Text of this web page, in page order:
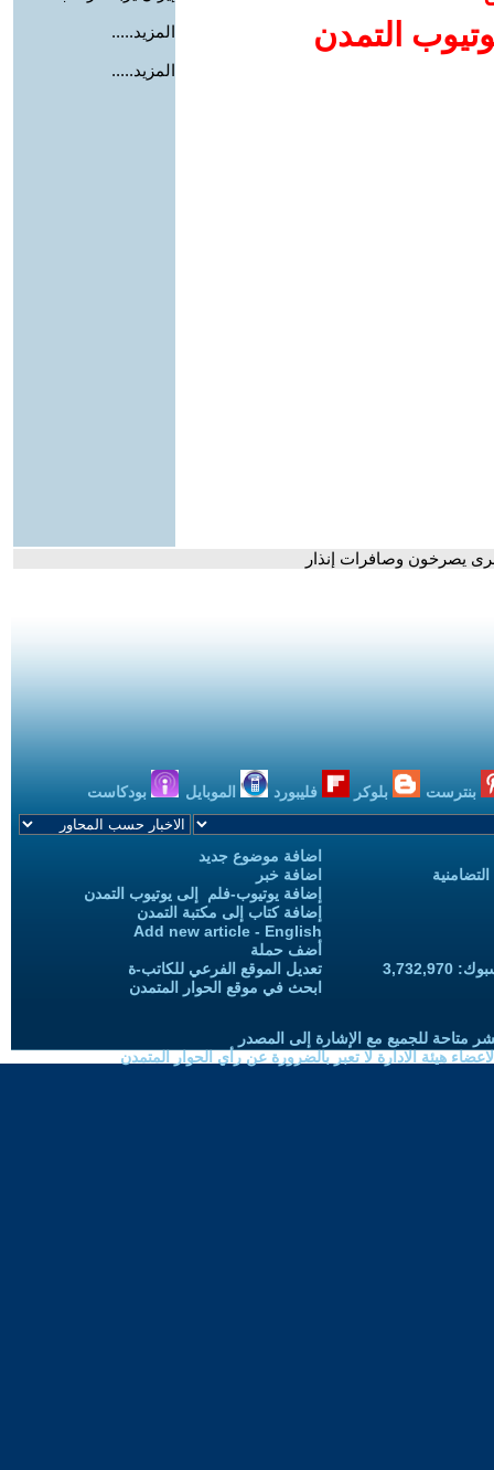
التمدن
المزيد.....
المزيد.....
يصرخون وصافرات إنذار
بنترست بلوكر فليبورد الموبايل بودكاست
اضافة موضوع جديد
اضافة خبر
إضافة يوتيوب-فلم إلى يوتيوب التمدن
إضافة كتاب إلى مكتبة التمدن
Add new article - English
أضف حملة
تعديل الموقع الفرعي للكاتب-ة
ابحث في موقع الحوار المتمدن
متاحة للجميع مع الإشارة إلى المصدر
هيئة الادارة لا تعبر بالضرورة عن رأي الحوار المتمدن